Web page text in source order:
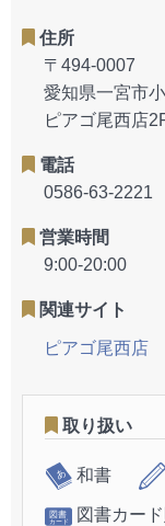
住所
〒494-0007
愛知県一宮市
ピアゴ尾西店
電話
0586-63-2221
営業時間
9:00-20:00
関連サイト
ピアゴ尾西店
取り扱い
和書
図書カー